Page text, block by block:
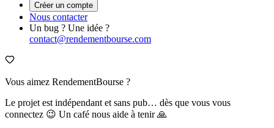
Créer un compte
Nous contacter
Un bug ? Une idée ?
contact@rendementbourse.com
Vous aimez RendementBourse ?
Le projet est indépendant et sans pub… dès que vous vous
connectez 😉 Un café nous aide à tenir 🙏